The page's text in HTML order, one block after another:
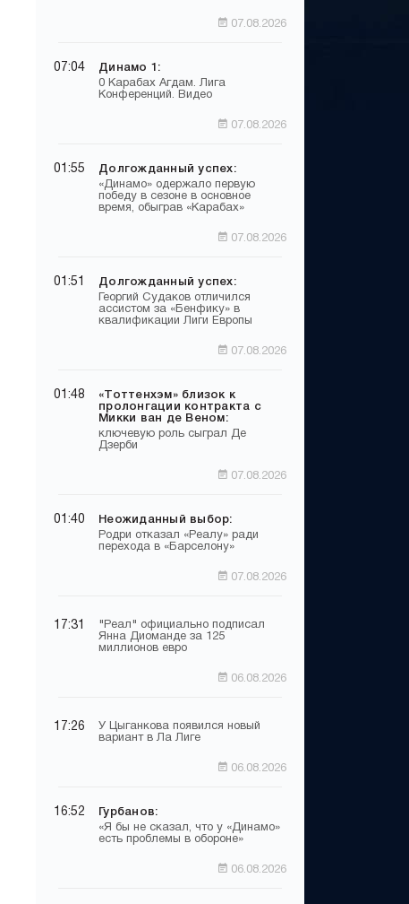
07.08.2026
07:04 Динамо 1:
0 Карабах Агдам. Лига
Конференций. Видео
07.08.2026
01:55 Долгожданный успех:
«Динамо» одержало первую
победу в сезоне в основное
время, обыграв «Карабах»
07.08.2026
01:51 Долгожданный успех:
Георгий Судаков отличился
ассистом за «Бенфику» в
квалификации Лиги Европы
07.08.2026
01:48
«Тоттенхэм» близок к
пролонгации контракта с
Микки ван де Веном:
ключевую роль сыграл Де
Дзерби
07.08.2026
01:40 Неожиданный выбор:
Родри отказал «Реалу» ради
перехода в «Барселону»
07.08.2026
17:31
"Реал" официально подписал
Янна Диоманде за 125
миллионов евро
06.08.2026
17:26
У Цыганкова появился новый
вариант в Ла Лиге
06.08.2026
16:52 Гурбанов:
«Я бы не сказал, что у «Динамо»
есть проблемы в обороне»
06.08.2026